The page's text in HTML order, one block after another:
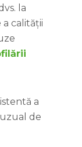
la
calității
a
de